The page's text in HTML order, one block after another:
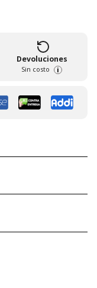
Devoluciones
Sin costo i